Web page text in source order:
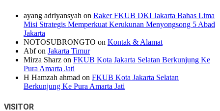
ayang adriyansyah on Raker FKUB DKI Jakarta Bahas Lima
Misi Strategis Memperkuat Kerukunan Menyongsong 5 Abad
Jakarta
NOTOSUBRONGTO on Kontak & Alamat
Abfon Jakarta Timur
Mirza Sharz on FKUB Kota Jakarta Selatan Berkunjung Ke
Pura Amarta Jati
H Hamzah ahmad on FKUB Kota Jakarta Selatan
Berkunjung Ke Pura Amarta Jati
VISITOR